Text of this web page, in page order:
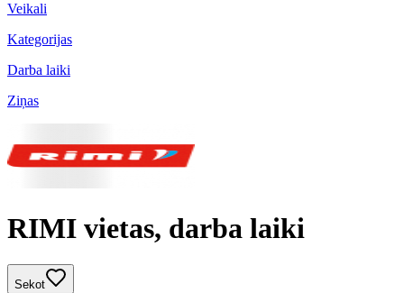
Veikali
Kategorijas
Darba laiki
Ziņas
RIMI vietas, darba laiki
Sekot